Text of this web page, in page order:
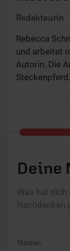
Redakteurin
Rebecca
und arbeitet
Autorin. Die
Deine
Was hat
Nachdenken
Name: